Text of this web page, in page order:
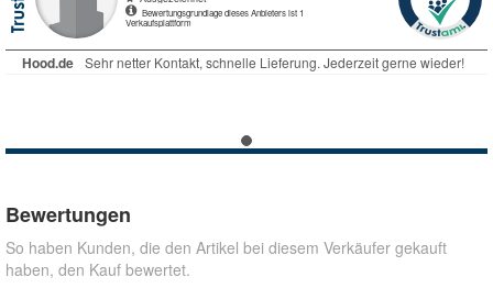
Bewertungen
So haben Kunden, die den Artikel bei diesem Verkäufer gekauft
haben, den Kauf bewertet.